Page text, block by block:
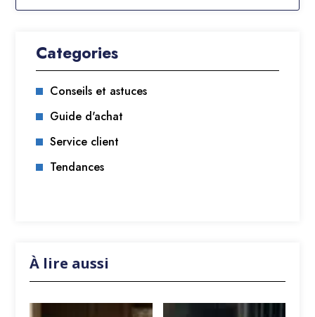
Categories
Conseils et astuces
Guide d'achat
Service client
Tendances
À lire aussi